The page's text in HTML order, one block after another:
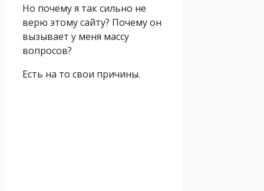
Но почему я так сильно не
верю этому сайту? Почему он
вызывает у меня массу
вопросов?
Есть на то свои причины.